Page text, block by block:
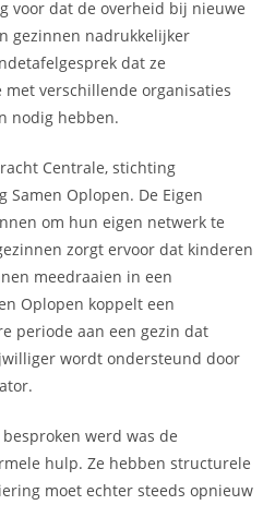
voor dat de overheid bij nieuwe
gezinnen nadrukkelijker
dat ze
met verschillende organisaties
nodig hebben.
Centrale, stichting
Oplopen. De Eigen
om hun eigen netwerk te
zorgt ervoor dat kinderen
meedraaien in een
Oplopen koppelt een
periode aan een gezin dat
wordt ondersteund door
werd was de
hulp. Ze hebben structurele
moet echter steeds opnieuw